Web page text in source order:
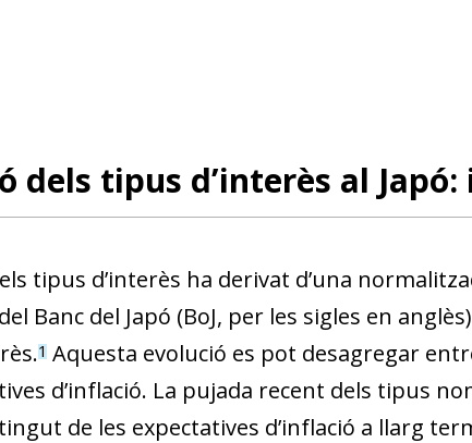
dels tipus d’interès al Japó:
tipus d’interès ha derivat d’una
Banc del Japó (BoJ, per les sigles en
1Aquesta evolució es pot desagregar
d’inflació. La pujada recent dels tipus
de les expectatives d’inflació a llarg